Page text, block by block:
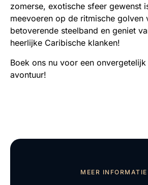
zomerse, exotische sfeer gewenst
meevoeren op de ritmische golven
betoverende steelband en geniet
heerlijke Caribische klanken!
Boek ons nu voor een
avontuur!
MEER INFORMATIE